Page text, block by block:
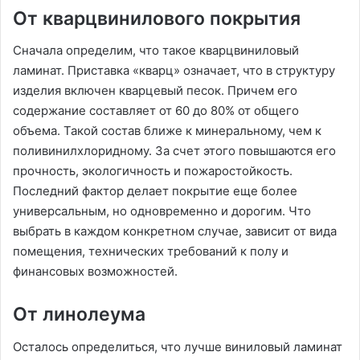
От кварцвинилового покрытия
Сначала определим, что такое кварцвиниловый
ламинат. Приставка «кварц» означает, что в структуру
изделия включен кварцевый песок. Причем его
содержание составляет от 60 до 80% от общего
объема. Такой состав ближе к минеральному, чем к
поливинилхлоридному. За счет этого повышаются его
прочность, экологичность и пожаростойкость.
Последний фактор делает покрытие еще более
универсальным, но одновременно и дорогим. Что
выбрать в каждом конкретном случае, зависит от вида
помещения, технических требований к полу и
финансовых возможностей.
От линолеума
Осталось определиться, что лучше виниловый ламинат